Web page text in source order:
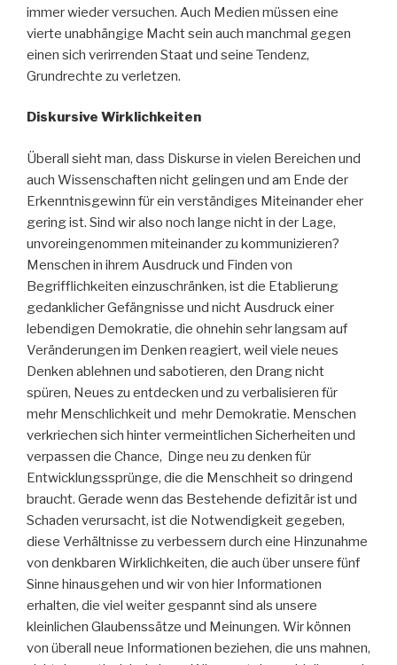
immer wieder versuchen. Auch Medien müssen eine
vierte unabhängige Macht sein auch manchmal gegen
einen sich verirrenden Staat und seine Tendenz,
Grundrechte zu verletzen.
Diskursive Wirklichkeiten
Überall sieht man, dass Diskurse in vielen Bereichen und
auch Wissenschaften nicht gelingen und am Ende der
Erkenntnisgewinn für ein verständiges Miteinander eher
gering ist. Sind wir also noch lange nicht in der Lage,
unvoreingenommen miteinander zu kommunizieren?
Menschen in ihrem Ausdruck und Finden von
Begrifflichkeiten einzuschränken, ist die Etablierung
gedanklicher Gefängnisse und nicht Ausdruck einer
lebendigen Demokratie, die ohnehin sehr langsam auf
Veränderungen im Denken reagiert, weil viele neues
Denken ablehnen und sabotieren, den Drang nicht
spüren, Neues zu entdecken und zu verbalisieren für
mehr Menschlichkeit und mehr Demokratie. Menschen
verkriechen sich hinter vermeintlichen Sicherheiten und
verpassen die Chance, Dinge neu zu denken für
Entwicklungssprünge, die die Menschheit so dringend
braucht. Gerade wenn das Bestehende defizitär ist und
Schaden verursacht, ist die Notwendigkeit gegeben,
diese Verhältnisse zu verbessern durch eine Hinzunahme
von denkbaren Wirklichkeiten, die auch über unsere fünf
Sinne hinausgehen und wir von hier Informationen
erhalten, die viel weiter gespannt sind als unsere
kleinlichen Glaubenssätze und Meinungen. Wir können
von überall neue Informationen beziehen, die uns mahnen,